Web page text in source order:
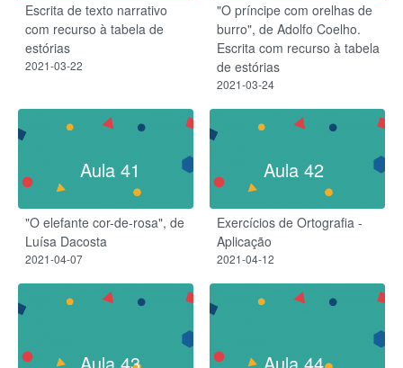
Escrita de texto narrativo
com recurso à tabela de
estórias
2021-03-22
"O príncipe com orelhas de
burro", de Adolfo Coelho.
Escrita com recurso à tabela
de estórias
2021-03-24
Aula 41
"O elefante cor-de-rosa", de
Luísa Dacosta
2021-04-07
Aula 42
Exercícios de Ortografia -
Aplicação
2021-04-12